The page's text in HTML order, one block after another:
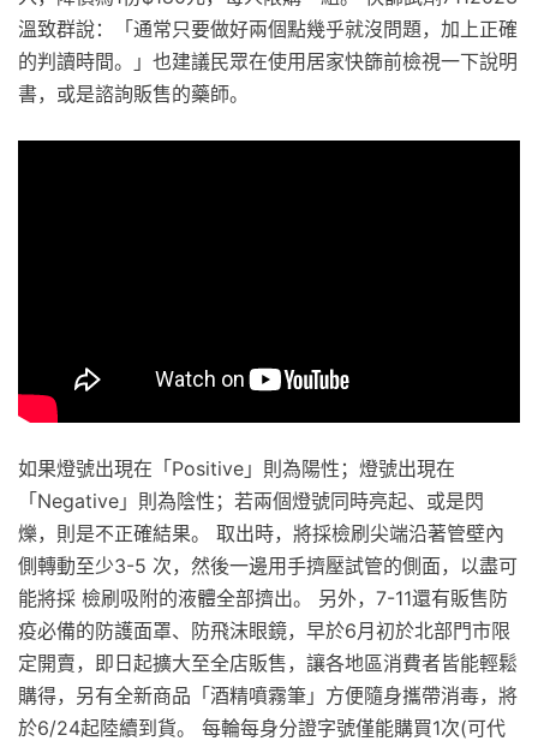
溫致群說：「通常只要做好兩個點幾乎就沒問題，加上正確
的判讀時間。」也建議民眾在使用居家快篩前檢視一下說明
書，或是諮詢販售的藥師。
如果燈號出現在「Positive」則為陽性；燈號出現在
「Negative」則為陰性；若兩個燈號同時亮起、或是閃
爍，則是不正確結果。 取出時，將採檢刷尖端沿著管壁內
側轉動至少3-5 次，然後一邊用手擠壓試管的側面，以盡可
能將採 檢刷吸附的液體全部擠出。 另外，7-11還有販售防
疫必備的防護面罩、防飛沫眼鏡，早於6月初於北部門市限
定開賣，即日起擴大至全店販售，讓各地區消費者皆能輕鬆
購得，另有全新商品「酒精噴霧筆」方便隨身攜帶消毒，將
於6/24起陸續到貨。 每輪每身分證字號僅能購買1次(可代